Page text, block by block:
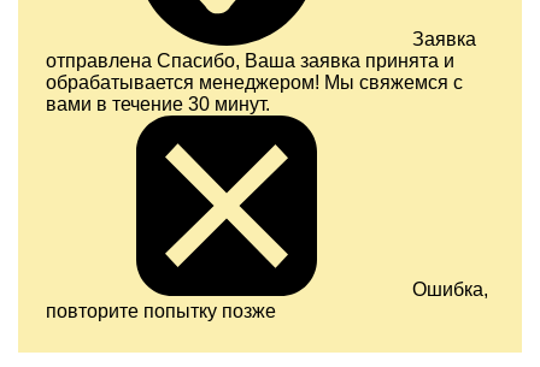
Заявка
отправлена Спасибо, Ваша заявка принята и
обрабатывается менеджером! Мы свяжемся с
вами в течение 30 минут.
Ошибка,
повторите попытку позже